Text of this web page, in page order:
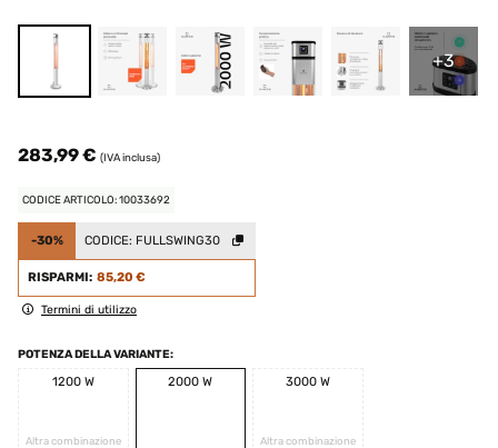
+3
283,99 € (IVA inclusa)
CODICE ARTICOLO: 10033692
-30% CODICE: FULLSWING30
RISPARMI: 85,20 €
Termini di utilizzo
POTENZA DELLA VARIANTE:
1200 W
Altra combinazione
2000 W 3000 W
Altra combinazione